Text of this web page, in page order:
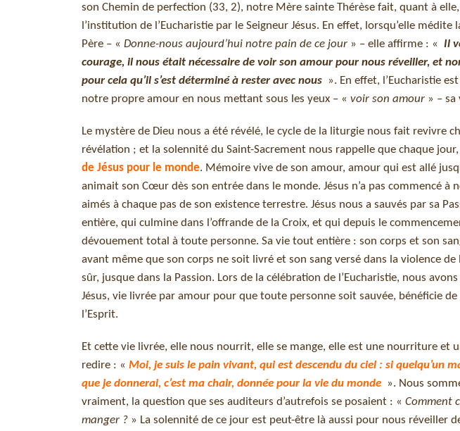
son Chemin de perfection (33, 2), notre Mère sainte Thérèse fait, quant à
l’institution de l’Eucharistie par le Seigneur Jésus. En effet, lorsqu’elle
Père – « Donne-nous aujourd’hui notre pain de ce jour » – elle affirme : « Il
courage, il nous était nécessaire de voir son amour pour nous réveiller, et
pour cela qu’il s’est déterminé à rester avec nous ». En effet, l’Eucharistie
notre propre amour en nous mettant sous les yeux – « voir son amour » –
Le mystère de Dieu nous a été révélé, le cycle de la liturgie nous fait revivre
révélation ; et la solennité du Saint-Sacrement nous rappelle que chaque jour,
de Jésus pour le monde. Mémoire vive de son amour, amour qui est allé
animait son Cœur dès son entrée dans le monde. Jésus n’a pas commencé à
aimés à chaque pas de son existence terrestre. Jésus nous a sauvés par sa
entière, qui culmine dans l’offrande de la Croix, et qui depuis le
dévouement total à toute personne. Sa vie tout entière : son corps et son
avant même que son corps ne soit livré et son sang versé dans la violence
sûr, jusque dans la Passion. Lors de la célébration de l’Eucharistie, nous
Jésus, vie livrée par amour pour que toute personne soit sauvée, bénéficie
l’Esprit.
Et cette vie livrée, elle nous nourrit, elle se mange, elle est une nourriture et
redire : « Moi, je suis le pain vivant, qui est descendu du ciel : si quelqu’un
que je donnerai, c’est ma chair, donnée pour la vie du monde ». Nous
vraiment, la question que ses auditeurs d’autrefois se posaient : « Comment
manger ? » La solennité de ce jour est peut-être là aussi pour nous réveiller